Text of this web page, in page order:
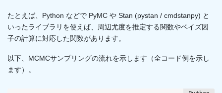
たとえば、Python などで PyMC や Stan (pystan / cmdstanpy) と
いったライブラリを使えば、周辺尤度を推定する関数やベイズ因
子の計算に対応した関数があります。
以下、MCMCサンプリングの流れを示します（全コード例を示し
ます）。